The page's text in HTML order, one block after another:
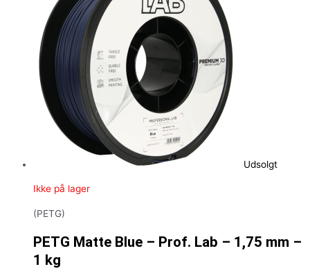
Udsolgt
Ikke på lager
(PETG)
PETG Matte Blue – Prof. Lab – 1,75 mm –
1 kg